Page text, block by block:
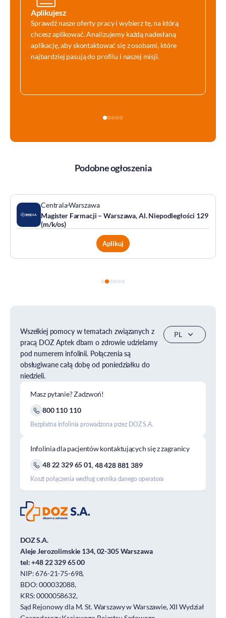
Aplikujesz
Sprawdź nasze oferty pracy i wybierz tę, na którą
chcesz aplikować. Analizujemy każdą nadesłaną
aplikację, aby skontaktować się z osobami, które
najbardziej pasują do profilu i naszej misji.
Podobne ogłoszenia
CentralaWarszawa
Magister Farmacji – Warszawa, Al. Niepodległości 129
(m/k/os)
Aplikuj
Wszelkiej pomocy w tematach związanych z
pracą DOZ Aptek dbam o zdrowie udzielamy
pod numerem infolinii. Połączenia są
obsługiwane całą dobę od poniedziałku do
niedzieli.
Masz pytanie? Zadzwoń!
800 110 110
Bezpłatna infolinia prowadzona przez DOZ S.A.
Infolinia dla pacjentów kontaktujących się z zagranicy
48 22 329 65 01,48 428 881 389
Koszt połączenia według cennika danego operatora
DOZ S.A.
Aleje Jerozolimskie 134, 02-305 Warszawa
tel:+48 22 329 65 00
NIP: 676-21-75-698,
BDO: 000032088,
KRS: 0000058632,
Sąd Rejonowy dla M. St. Warszawy w Warszawie, XII Wydział